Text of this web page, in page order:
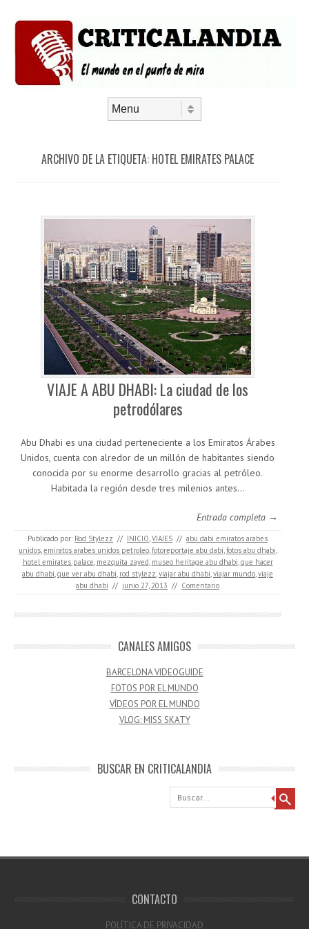
ARCHIVO DE LA ETIQUETA: HOTEL EMIRATES PALACE
VIAJE A ABU DHABI: La ciudad de los
petrodólares
Abu Dhabi es una ciudad perteneciente a los Emiratos Árabes
Unidos, cuenta con alredor de un millón de habitantes siendo
conocida por su enorme desarrollo gracias al petróleo.
Habitada la región desde tres milenios antes…
Entrada completa →
Publicado por: Rod Stylezz // INICIO,VIAJES // abu dabi emiratos arabes
unidos,emiratos arabes unidos petroleo,fotoreportaje abu dabi,fotos abu dhabi,
hotel emirates palace, mezquita zayed, museo heritage abu dhabi,que hacer
abu dhabi,que ver abu dhabi, rod stylezz,viajar abu dhabi,viajar mundo,viaje
abu dhabi // junio 27, 2013 // Comentario
CANALES AMIGOS
BARCELONA VIDEOGUIDE
FOTOS POR EL MUNDO
VÍDEOS POR EL MUNDO
VLOG: MISS SKATY
BUSCAR EN CRITICALANDIA
Buscar
CONTACTO
POLÍTICA DE PRIVACIDAD